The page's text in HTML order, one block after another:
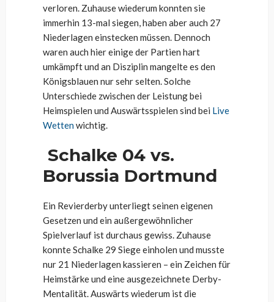
verloren. Zuhause wiederum konnten sie
immerhin 13-mal siegen, haben aber auch 27
Niederlagen einstecken müssen. Dennoch
waren auch hier einige der Partien hart
umkämpft und an Disziplin mangelte es den
Königsblauen nur sehr selten. Solche
Unterschiede zwischen der Leistung bei
Heimspielen und Auswärtsspielen sind bei Live
Wettenwichtig.
Schalke 04 vs.
Borussia Dortmund
Ein Revierderby unterliegt seinen eigenen
Gesetzen und ein außergewöhnlicher
Spielverlauf ist durchaus gewiss. Zuhause
konnte Schalke 29 Siege einholen und musste
nur 21 Niederlagen kassieren – ein Zeichen für
Heimstärke und eine ausgezeichnete Derby-
Mentalität. Auswärts wiederum ist die